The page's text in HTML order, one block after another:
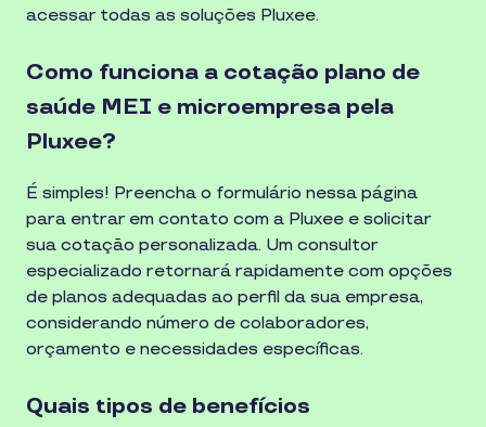
acessar todas as soluções Pluxee.
Como funciona a cotação plano de
saúde MEI e microempresa pela
Pluxee?
É simples! Preencha o formulário nessa página
para entrar em contato com a Pluxee e solicitar
sua cotação personalizada. Um consultor
especializado retornará rapidamente com opções
de planos adequadas ao perfil da sua empresa,
considerando número de colaboradores,
orçamento e necessidades específicas.
Quais tipos de benefícios